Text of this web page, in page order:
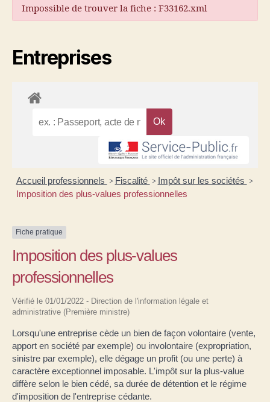
Impossible de trouver la fiche : F33162.xml
Entreprises
Accueil professionnels > Fiscalité > Impôt sur les sociétés >
Imposition des plus-values professionnelles
Fiche pratique
Imposition des plus-values
professionnelles
Vérifié le 01/01/2022 - Direction de l'information légale et
administrative (Première ministre)
Lorsqu'une entreprise cède un bien de façon volontaire (vente,
apport en société par exemple) ou involontaire (expropriation,
sinistre par exemple), elle dégage un profit (ou une perte) à
caractère exceptionnel imposable. L'impôt sur la plus-value
diffère selon le bien cédé, sa durée de détention et le régime
d'imposition de l'entreprise cédante.